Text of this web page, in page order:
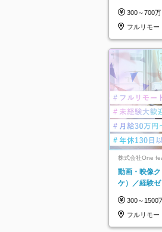
★
300～700万
フルリモー
株式会社One
動画・映像
ケ）／経験
日以上
300～1500
フルリモー